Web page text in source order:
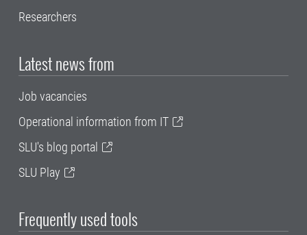
Researchers
Latest news from
Job vacancies
Operational information from IT
SLU's blog portal
SLU Play
Frequently used tools